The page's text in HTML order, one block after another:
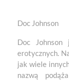
Doc Johnson
Doc Johnson
erotycznych.
jak wiele
nazwą